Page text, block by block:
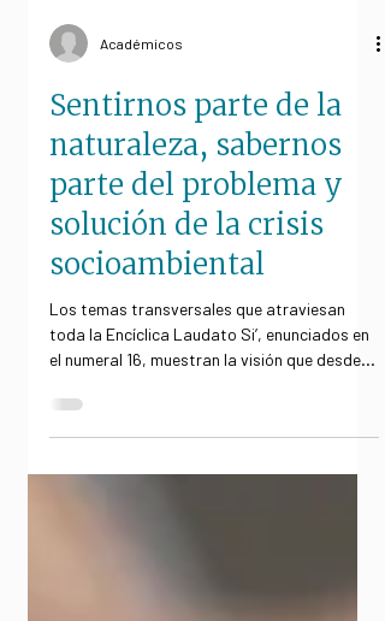
Sentirnos parte de la
naturaleza, sabernos
parte del problema y
solución de la crisis
socioambiental
Los temas transversales que atraviesan
toda la Encíclica Laudato Si’, enunciados en
el numeral 16, muestran la visión que desde